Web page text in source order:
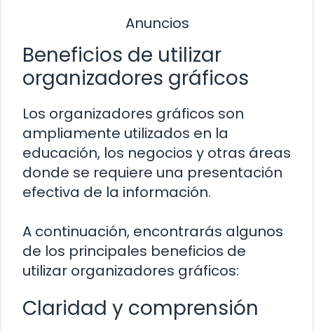
Anuncios
Beneficios de utilizar
organizadores gráficos
Los organizadores gráficos son
ampliamente utilizados en la
educación, los negocios y otras áreas
donde se requiere una presentación
efectiva de la información.
A continuación, encontrarás algunos
de los principales beneficios de
utilizar organizadores gráficos:
Claridad y comprensión